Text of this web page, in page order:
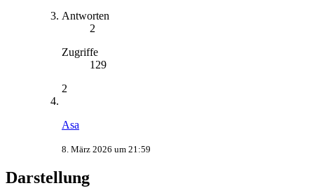
Antworten
2
Zugriffe
129
2
Asa
8. März 2026 um 21:59
Darstellung